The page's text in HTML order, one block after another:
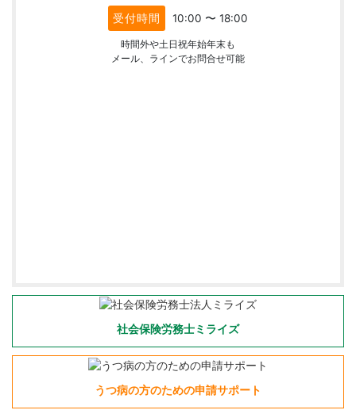
受付時間 10:00 〜 18:00
時間外や土日祝年始年末も
メール、ラインでお問合せ可能
社会保険労務士ミライズ
うつ病の方のための申請サポート